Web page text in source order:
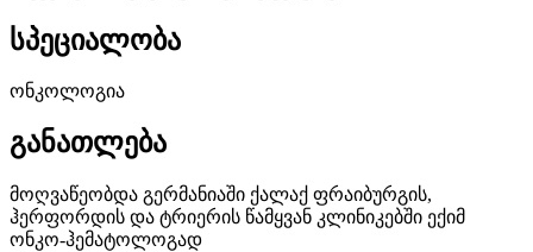
სპეციალობა
ონკოლოგია
განათლება
მოღვაწეობდა გერმანიაში ქალაქ ფრაიბურგის,
ჰერფორდის და ტრიერის წამყვან კლინიკებში ექიმ
ონკო-ჰემატოლოგად